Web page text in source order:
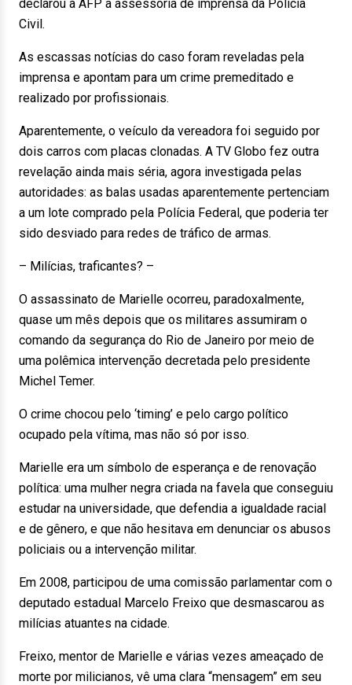
declarou à AFP a assessoria de imprensa da Polícia
Civil.
As escassas notícias do caso foram reveladas pela
imprensa e apontam para um crime premeditado e
realizado por profissionais.
Aparentemente, o veículo da vereadora foi seguido por
dois carros com placas clonadas. A TV Globo fez outra
revelação ainda mais séria, agora investigada pelas
autoridades: as balas usadas aparentemente pertenciam
a um lote comprado pela Polícia Federal, que poderia ter
sido desviado para redes de tráfico de armas.
– Milícias, traficantes? –
O assassinato de Marielle ocorreu, paradoxalmente,
quase um mês depois que os militares assumiram o
comando da segurança do Rio de Janeiro por meio de
uma polêmica intervenção decretada pelo presidente
Michel Temer.
O crime chocou pelo ‘timing’ e pelo cargo político
ocupado pela vítima, mas não só por isso.
Marielle era um símbolo de esperança e de renovação
política: uma mulher negra criada na favela que conseguiu
estudar na universidade, que defendia a igualdade racial
e de gênero, e que não hesitava em denunciar os abusos
policiais ou a intervenção militar.
Em 2008, participou de uma comissão parlamentar com o
deputado estadual Marcelo Freixo que desmascarou as ​​
milícias atuantes na cidade.
Freixo, mentor de Marielle e várias vezes ameaçado de
morte por milicianos, vê uma clara “mensagem” em seu